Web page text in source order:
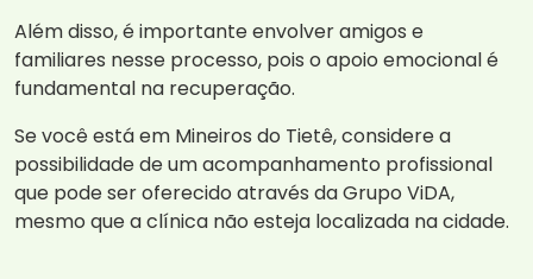
Além disso, é importante envolver amigos e
familiares nesse processo, pois o apoio emocional é
fundamental na recuperação.
Se você está em Mineiros do Tietê, considere a
possibilidade de um acompanhamento profissional
que pode ser oferecido através da Grupo ViDA,
mesmo que a clínica não esteja localizada na cidade.